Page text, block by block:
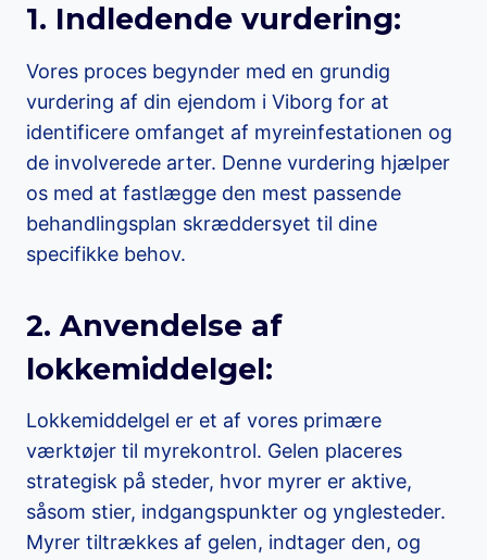
1. Indledende vurdering:
Vores proces begynder med en grundig
vurdering af din ejendom i Viborg for at
identificere omfanget af myreinfestationen og
de involverede arter. Denne vurdering hjælper
os med at fastlægge den mest passende
behandlingsplan skræddersyet til dine
specifikke behov.
2. Anvendelse af
lokkemiddelgel:
Lokkemiddelgel er et af vores primære
værktøjer til myrekontrol. Gelen placeres
strategisk på steder, hvor myrer er aktive,
såsom stier, indgangspunkter og ynglesteder.
Myrer tiltrækkes af gelen, indtager den, og